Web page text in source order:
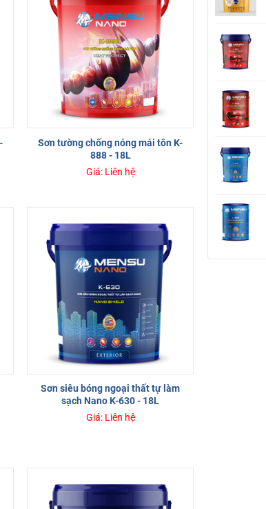
Sơn tường chống nóng mái tôn K-
888 - 18L
Giá: Liên hệ
Sơn siêu bóng ngoại thất tự làm
sạch Nano K-630 - 18L
Giá: Liên hệ